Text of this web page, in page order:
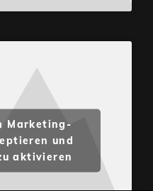
Marketing-
und
aktivieren